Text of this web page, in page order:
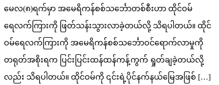
မေလ(၈)ရက်မှာ အမေရိကန်စစ်သင်္ဘောတစ်စီးဟာ ထိုင်ဝမ်
ရေလက်ကြားကို ဖြတ်သန်းသွားလာခဲ့တယ်လို့ သိရပါတယ်။ ထိုင်
ဝမ်ရေလက်ကြားကို အမေရိကန်စစ်သင်္ဘောဝင်ရောက်လာမှုကို
တရုတ်အစိုးရက ပြင်းပြင်းထန်ထန်ကန့်ကွက် ရှုတ်ချခဲ့တယ်လို့
လည်း သိရပါတယ်။ ထိုင်ဝမ်ကို ၎င်းရဲ့ပိုင်နက်နယ်မြေအဖြစ် […]